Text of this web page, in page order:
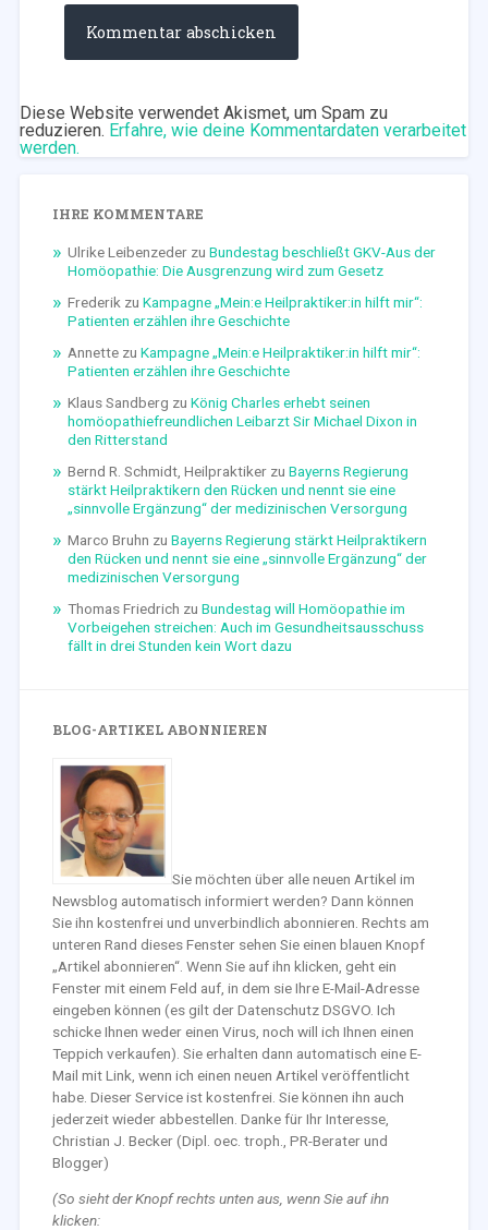
Diese Website verwendet Akismet, um Spam zu
reduzieren. Erfahre, wie deine Kommentardaten verarbeitet
werden.
IHRE KOMMENTARE
Ulrike Leibenzederzu Bundestag beschließt GKV-Aus der
Homöopathie: Die Ausgrenzung wird zum Gesetz
Frederikzu Kampagne „Mein:e Heilpraktiker:in hilft mir“:
Patienten erzählen ihre Geschichte
Annettezu Kampagne „Mein:e Heilpraktiker:in hilft mir“:
Patienten erzählen ihre Geschichte
Klaus Sandberg zu König Charles erhebt seinen
homöopathiefreundlichen Leibarzt Sir Michael Dixon in
den Ritterstand
Bernd R. Schmidt, Heilpraktikerzu Bayerns Regierung
stärkt Heilpraktikern den Rücken und nennt sie eine
„sinnvolle Ergänzung“ der medizinischen Versorgung
Marco Bruhn zu Bayerns Regierung stärkt Heilpraktikern
den Rücken und nennt sie eine „sinnvolle Ergänzung“ der
medizinischen Versorgung
Thomas Friedrich zu Bundestag will Homöopathie im
Vorbeigehen streichen: Auch im Gesundheitsausschuss
fällt in drei Stunden kein Wort dazu
BLOG-ARTIKEL ABONNIEREN
Sie möchten über alle neuen Artikel im
Newsblog automatisch informiert werden? Dann können
Sie ihn kostenfrei und unverbindlich abonnieren. Rechts am
unteren Rand dieses Fenster sehen Sie einen blauen Knopf
„Artikel abonnieren“. Wenn Sie auf ihn klicken, geht ein
Fenster mit einem Feld auf, in dem sie Ihre E-Mail-Adresse
eingeben können (es gilt der Datenschutz DSGVO. Ich
schicke Ihnen weder einen Virus, noch will ich Ihnen einen
Teppich verkaufen). Sie erhalten dann automatisch eine E-
Mail mit Link, wenn ich einen neuen Artikel veröffentlicht
habe. Dieser Service ist kostenfrei. Sie können ihn auch
jederzeit wieder abbestellen. Danke für Ihr Interesse,
Christian J. Becker (Dipl. oec. troph., PR-Berater und
Blogger)
(So sieht der Knopf rechts unten aus, wenn Sie auf ihn
klicken: